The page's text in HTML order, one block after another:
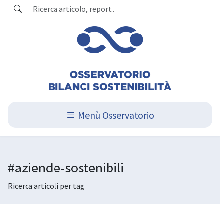
Menù Osservatorio
#aziende-sostenibili
Ricerca articoli per tag